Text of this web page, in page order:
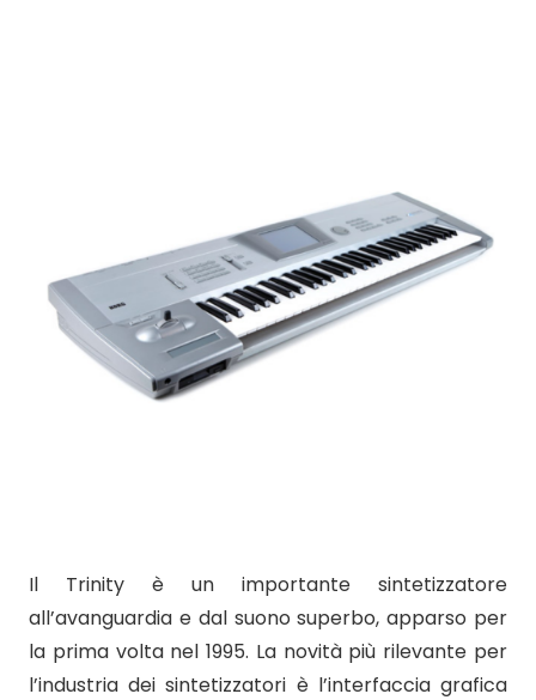
Il Trinity è un importante sintetizzatore
all’avanguardia e dal suono superbo, apparso per
la prima volta nel 1995. La novità più rilevante per
l’industria dei sintetizzatori è l’interfaccia grafica